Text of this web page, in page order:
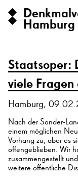
Hamburg
Staatsoper:
viele Fragen
Hamburg,
Nach der Sonder-
einem möglichen
Vorhang zu, aber es
offengeblieben. Wir
zusammengestellt
weitere öffentliche